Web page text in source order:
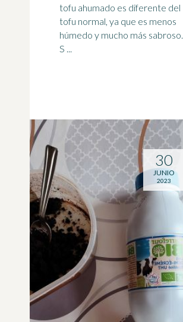
tofu ahumado es diferente del
tofu normal, ya que es menos
húmedo y mucho más sabroso.
S ...
30
JUNIO
2023